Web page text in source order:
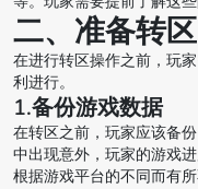
二、准备转区
在进行转区操作之前，玩
利进行。
1.备份游戏数据
在转区之前，玩家应该备
中出现意外，玩家的游戏
根据游戏平台的不同而有